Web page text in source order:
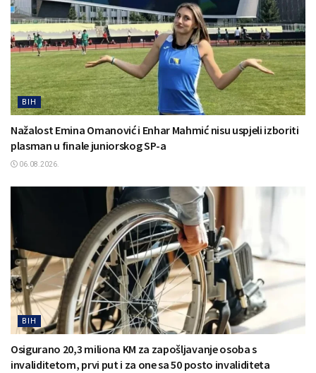
BIH
Nažalost Emina Omanović i Enhar Mahmić nisu uspjeli izboriti
plasman u finale juniorskog SP-a
06.08.2026.
BIH
Osigurano 20,3 miliona KM za zapošljavanje osoba s
invaliditetom, prvi put i za one sa 50 posto invaliditeta